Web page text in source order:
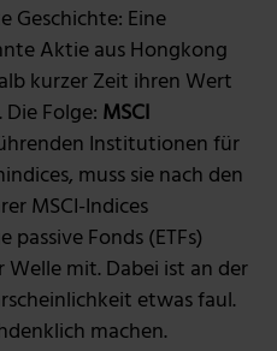
Geschichte: Eine
Aktie aus Hongkong
kurzer Zeit ihren Wert
Folge: MSCI
Institutionen für
muss sie nach den
MSCI-Indices
Fonds (ETFs)
mit. Dabei ist an der
etwas faul.
machen.